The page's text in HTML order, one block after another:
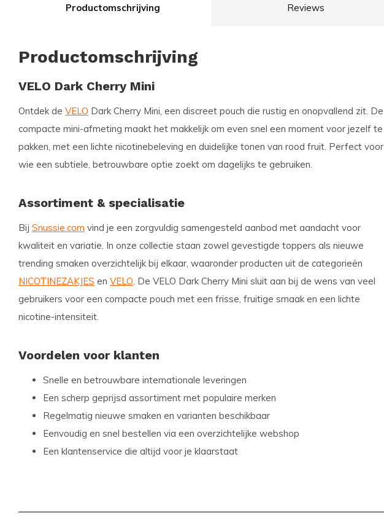
Productomschrijving Reviews
Productomschrijving
VELO Dark Cherry Mini
Ontdek de VELO Dark Cherry Mini, een discreet pouch die rustig en onopvallend zit. De
compacte mini-afmeting maakt het makkelijk om even snel een moment voor jezelf te
pakken, met een lichte nicotinebeleving en duidelijke tonen van rood fruit. Perfect voor
wie een subtiele, betrouwbare optie zoekt om dagelijks te gebruiken.
Assortiment & specialisatie
Bij Snussie.com vind je een zorgvuldig samengesteld aanbod met aandacht voor
kwaliteit en variatie. In onze collectie staan zowel gevestigde toppers als nieuwe
trending smaken overzichtelijk bij elkaar, waaronder producten uit de categorieën
NICOTINEZAKJES en VELO . De VELO Dark Cherry Mini sluit aan bij de wens van veel
gebruikers voor een compacte pouch met een frisse, fruitige smaak en een lichte
nicotine-intensiteit.
Voordelen voor klanten
Snelle en betrouwbare internationale leveringen
Een scherp geprijsd assortiment met populaire merken
Regelmatig nieuwe smaken en varianten beschikbaar
Eenvoudig en snel bestellen via een overzichtelijke webshop
Een klantenservice die altijd voor je klaarstaat